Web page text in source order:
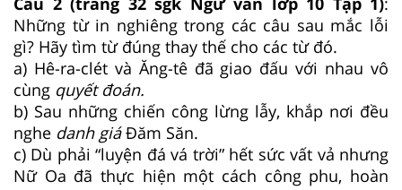
Những từ in nghiêng trong các câu sau mắc lỗi
gì? Hãy tìm từ đúng thay thế cho các từ đó.
a) Hê-ra-clét và Ăng-tê đã giao đấu với nhau vô
cùng quyết đoán.
b) Sau những chiến công lừng lẫy, khắp nơi đều
nghe danh giá Đăm Săn.
c) Dù phải “luyện đá vá trời” hết sức vất vả nhưng
Nữ Oa đã thực hiện một cách công phu, hoàn